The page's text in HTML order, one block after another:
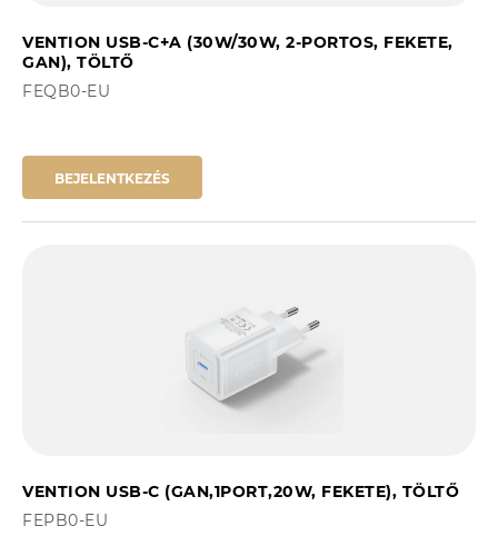
VENTION USB-C+A (30W/30W, 2-PORTOS, FEKETE,
GAN), TÖLTŐ
FEQB0-EU
BEJELENTKEZÉS
VENTION USB-C (GAN,1PORT,20W, FEKETE), TÖLTŐ
FEPB0-EU